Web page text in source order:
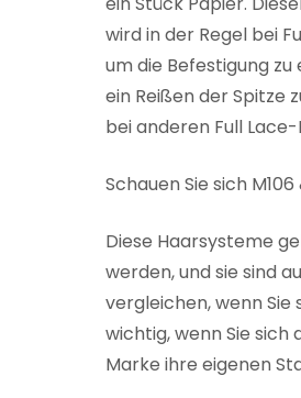
wird in der Regel bei
um die Befestigung
ein Reißen der Spitze
bei anderen Full
Schauen Sie sich M106
Diese Haarsysteme
werden, und sie sind
vergleichen, wenn
wichtig, wenn Sie
Marke ihre eigenen